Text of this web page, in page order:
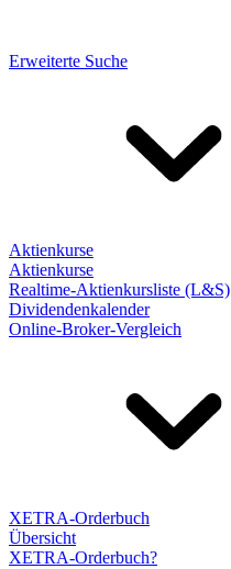
Erweiterte Suche
Aktienkurse
Aktienkurse
Realtime-Aktienkursliste (L&S)
Dividendenkalender
Online-Broker-Vergleich
XETRA-Orderbuch
Übersicht
XETRA-Orderbuch?